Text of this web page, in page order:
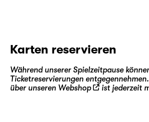
Karten reservieren
Während unserer Spielzeitpause
Ticketreservierungen
über unseren Webshop ist jederzeit